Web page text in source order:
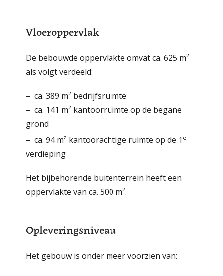
Vloeroppervlak
De bebouwde oppervlakte omvat ca. 625 m²
als volgt verdeeld:
– ca. 389 m² bedrijfsruimte
– ca. 141 m² kantoorruimte op de begane
grond
– ca. 94 m² kantoorachtige ruimte op de 1e
verdieping
Het bijbehorende buitenterrein heeft een
oppervlakte van ca. 500 m².
Opleveringsniveau
Het gebouw is onder meer voorzien van: